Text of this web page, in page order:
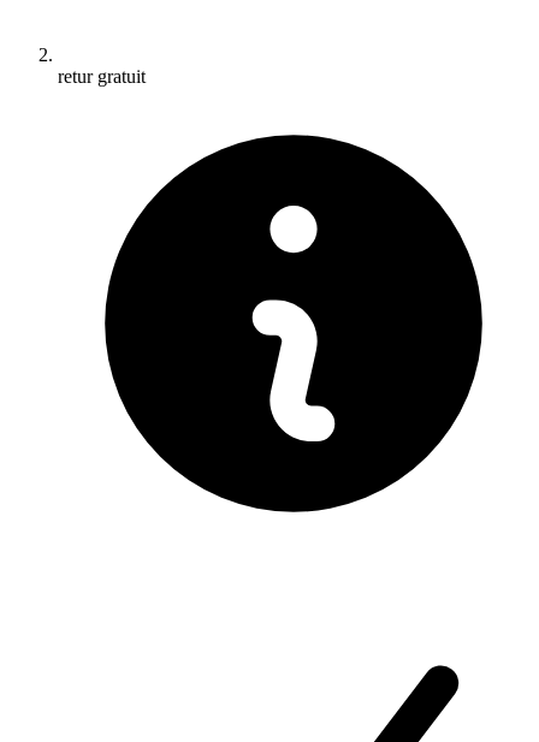
retur gratuit